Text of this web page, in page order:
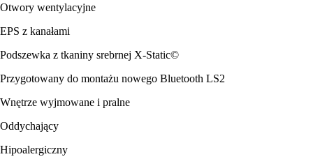
Otwory wentylacyjne
EPS z kanałami
Podszewka z tkaniny srebrnej X-Static©
Przygotowany do montażu nowego Bluetooth LS2
Wnętrze wyjmowane i pralne
Oddychający
Hipoalergiczny